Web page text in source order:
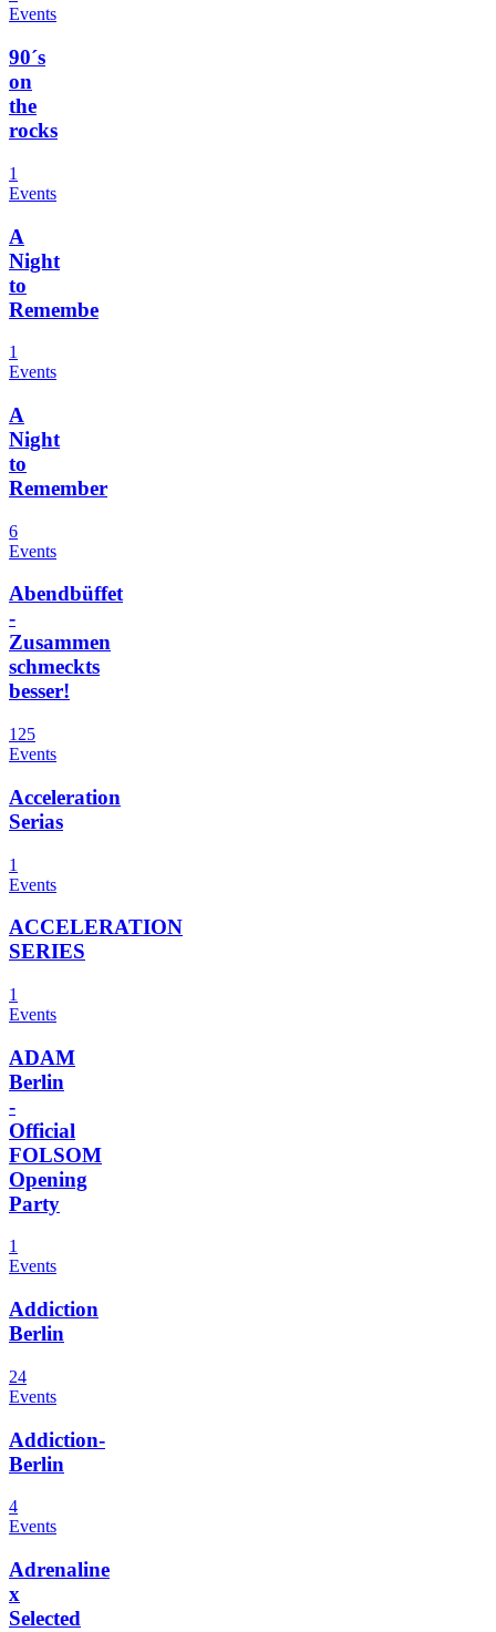
Events
90´s
on
the
rocks
1
Events
A
Night
to
Remembe
1
Events
A
Night
to
Remember
6
Events
Abendbüffet
-
Zusammen
schmeckts
besser!
125
Events
Acceleration
Serias
1
Events
ACCELERATION
SERIES
1
Events
ADAM
Berlin
-
Official
FOLSOM
Opening
Party
1
Events
Addiction
Berlin
24
Events
Addiction-
Berlin
4
Events
Adrenaline
x
Selected